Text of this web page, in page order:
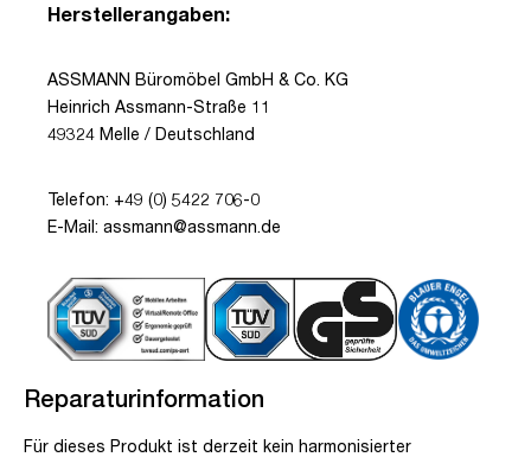
Herstellerangaben:
ASSMANN Büromöbel GmbH & Co. KG
Heinrich Assmann-Straße 11
49324 Melle / Deutschland
Telefon: +49 (0) 5422 706-0
E-Mail: assmann@assmann.de
Reparaturinformation
Für dieses Produkt ist derzeit kein harmonisierter